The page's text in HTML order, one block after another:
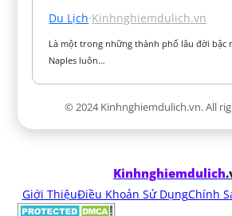
Du Lịch·Kinhnghiemdulich.vn
Là một trong những thành phố lâu đời bậc
Naples luôn…
© 2024 Kinhnghiemdulich.vn. All
Kinhnghiemdulich
Giới ThiệuĐiều Khoản Sử DụngChính